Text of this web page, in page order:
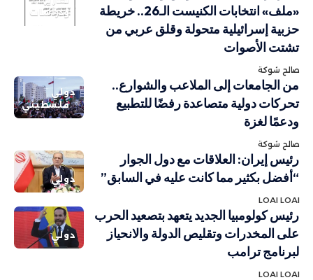
ودراسات
«ملف» انتخابات الكنيست الـ26.. خريطة
حزبية إسرائيلية متحولة وقلق عربي من
تشتت الأصوات
صالح شوكة
دولي
فلسطيني
من الجامعات إلى الملاعب والشوارع..
تحركات دولية متصاعدة رفضًا للتطبيع
ودعمًا لغزة
صالح شوكة
دولي
رئيس إيران: العلاقات مع دول الجوار
“أفضل بكثير مما كانت عليه في السابق”
LOAI LOAI
دولي
رئيس كولومبيا الجديد يتعهد بتصعيد الحرب
على المخدرات وتقليص الدولة والانحياز
لبرنامج ترامب
LOAI LOAI